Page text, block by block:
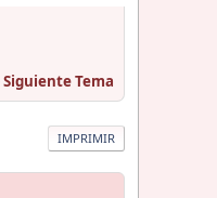
Siguiente Tema
IMPRIMIR